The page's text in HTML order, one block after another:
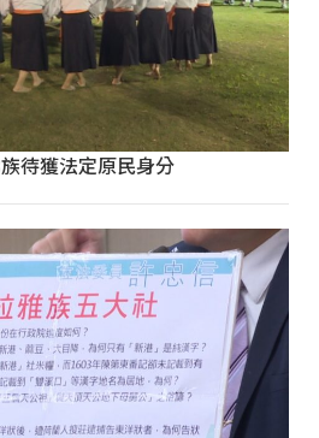
待獲法定原民身分